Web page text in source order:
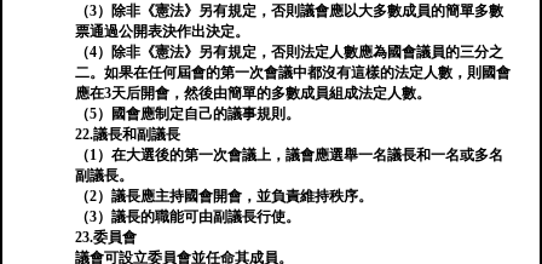
（3）除非《憲法》另有規定，否則議會應以大多​​數成員的簡單多數
票通過公開表決作出決定。
（4）除非《憲法》另有規定，否則法定人數應為國會議員的三分之
二。如果在任何屆會的第一次會議中都沒有這樣的法定人數，則國會
應在3天后開會，然後由簡單的多數成員組成法定人數。
（5）國會應制定自己的議事規則。
22.議長和副議長
（1）在大選後的第一次會議上，議會應選舉一名議長和一名或多名
副議長。
（2）議長應主持國會開會，並負責維持秩序。
（3）議長的職能可由副議長行使。
23.委員會
議會可設立委員會並任命其成員。